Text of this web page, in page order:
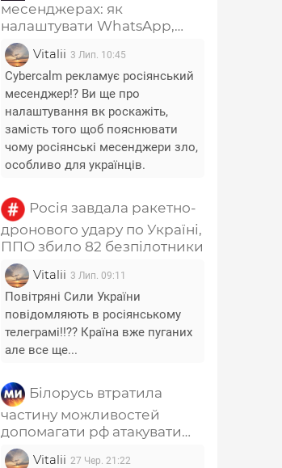
месенджерах: як
налаштувати WhatsApp,
Telegram, Signal, Viber і
Messenger
Vitalii 3 Лип. 10:45
Cybercalm рекламує росіянський
месенджер!? Ви ще про
налаштування вк роскажіть,
замість того щоб пояснювати
чому росіянські месенджери зло,
особливо для українців.
Росія завдала ракетно-
дронового удару по Україні,
ППО збило 82 безпілотники
Vitalii 3 Лип. 09:11
Повітряні Сили України
повідомляють в росіянському
телеграмі!!?? Країна вже пуганих
але все ще...
Білорусь втратила
частину можливостей
допомагати рф атакувати
Україну - Лещенко
Vitalii 27 Чер. 21:22